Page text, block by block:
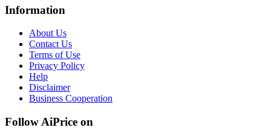
Information
About Us
Contact Us
Terms of Use
Privacy Policy
Help
Disclaimer
Business Cooperation
Follow AiPrice on